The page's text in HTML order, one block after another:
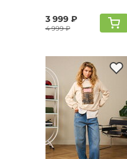
3 999 ₽
4 999 ₽